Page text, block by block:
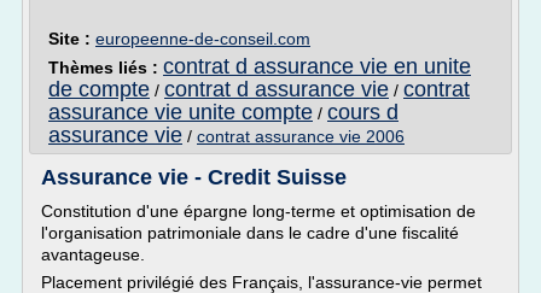
Site : europeenne-de-conseil.com
Thèmes liés : contrat d assurance vie en unite
de compte / contrat d assurance vie / contrat
assurance vie unite compte / cours d
assurance vie / contrat assurance vie 2006
Assurance vie - Credit Suisse
Constitution d'une épargne long-terme et optimisation de
l'organisation patrimoniale dans le cadre d'une fiscalité
avantageuse.
Placement privilégié des Français, l'assurance-vie permet